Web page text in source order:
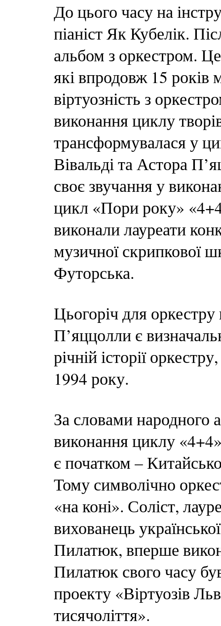
До цього часу на
піаніст Як Кубелік.
альбом з оркестром.
які впродовж 15 років
віртуозність з
виконання циклу
трансформувалася у
Вівальді та Астора
своє звучання у
цикл «Пори року»
виконали лауреати
музичної скрипкової
Футорська.
Цьогоріч для оркестру
П’яццолли є
річній історії
1994 року.
За словами народного
виконання циклу
є початком –
Тому символічно
«на коні». Соліст,
вихованець
Пилатюк, вперше
Пилатюк свого часу
проекту «Віртуозів
тисячоліття».